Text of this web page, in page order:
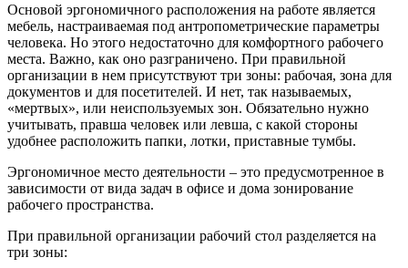
Основой эргономичного расположения на работе является
мебель, настраиваемая под антропометрические параметры
человека. Но этого недостаточно для комфортного рабочего
места. Важно, как оно разграничено. При правильной
организации в нем присутствуют три зоны: рабочая, зона для
документов и для посетителей. И нет, так называемых,
«мертвых», или неиспользуемых зон. Обязательно нужно
учитывать, правша человек или левша, с какой стороны
удобнее расположить папки, лотки, приставные тумбы.
Эргономичное место деятельности – это предусмотренное в
зависимости от вида задач в офисе и дома зонирование
рабочего пространства.
При правильной организации рабочий стол разделяется на
три зоны: